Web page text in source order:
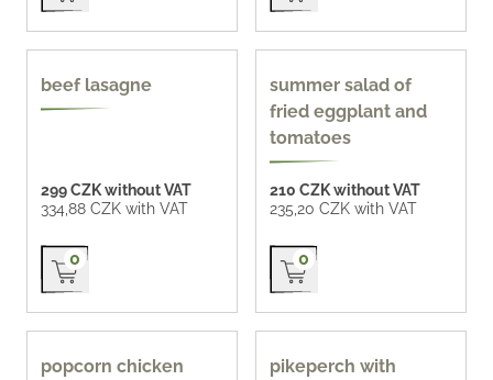
beef lasagne
299 CZK without VAT
334,88 CZK with VAT
Přidat do košíku
0
summer salad of
fried eggplant and
tomatoes
210 CZK without VAT
235,20 CZK with VAT
Přidat do košíku
0
popcorn chicken
pikeperch with